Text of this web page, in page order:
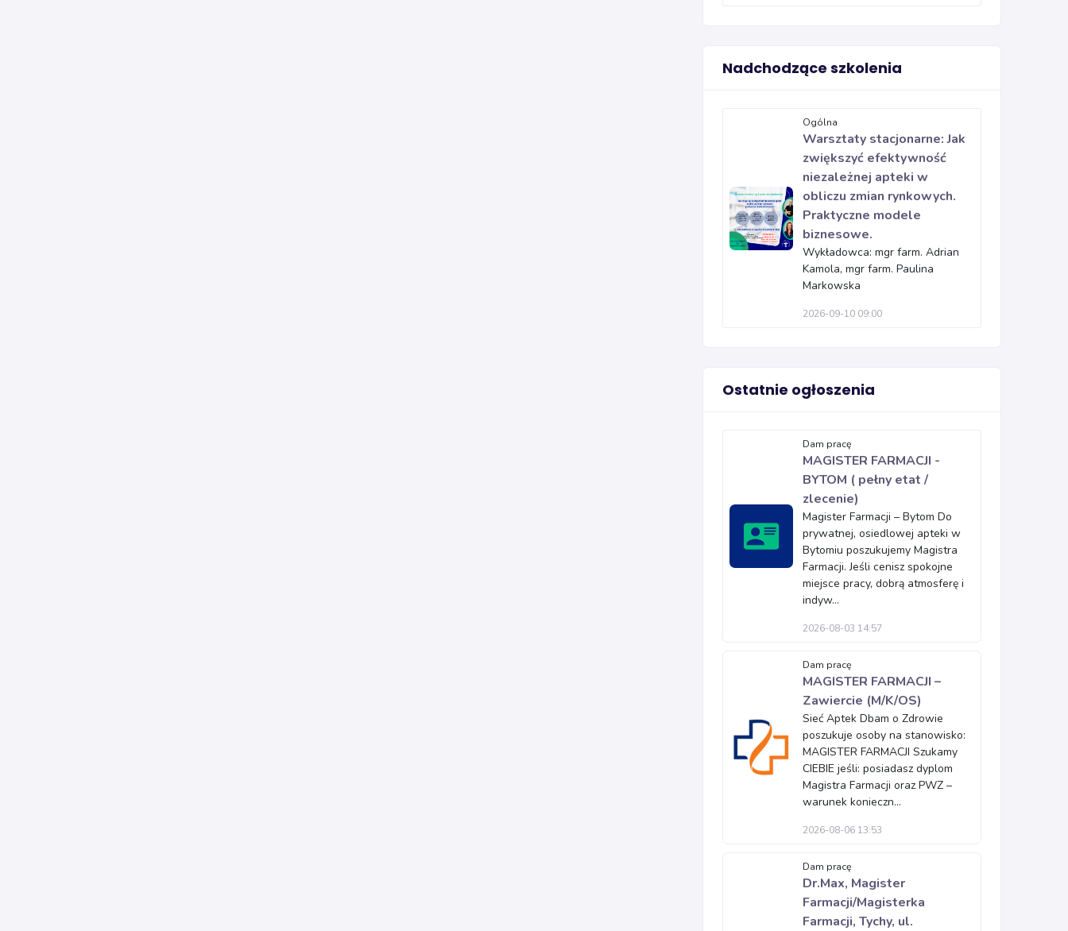
Nadchodzące szkolenia
Ogólna
Warsztaty stacjonarne: Jak
zwiększyć efektywność
niezależnej apteki w
obliczu zmian rynkowych.
Praktyczne modele
biznesowe.
Wykładowca: mgr farm. Adrian
Kamola, mgr farm. Paulina
Markowska
2026-09-10 09:00
Ostatnie ogłoszenia
Dam pracę
MAGISTER FARMACJI -
BYTOM ( pełny etat /
zlecenie)
Magister Farmacji – Bytom Do
prywatnej, osiedlowej apteki w
Bytomiu poszukujemy Magistra
Farmacji. Jeśli cenisz spokojne
miejsce pracy, dobrą atmosferę i
indyw...
2026-08-03 14:57
Dam pracę
MAGISTER FARMACJI –
Zawiercie (M/K/OS)
Sieć Aptek Dbam o Zdrowie
poszukuje osoby na stanowisko:
MAGISTER FARMACJI Szukamy
CIEBIE jeśli: posiadasz dyplom
Magistra Farmacji oraz PWZ –
warunek konieczn...
2026-08-06 13:53
Dam pracę
Dr.Max, Magister
Farmacji/Magisterka
Farmacji, Tychy, ul.